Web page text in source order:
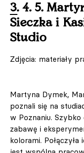
3. 4. 5.
Sieczka i
Studio
Zdjęcia: materiały
Martyna Dymek,
poznali się na
w Poznaniu. Szybko
zabawę i
kolorami.